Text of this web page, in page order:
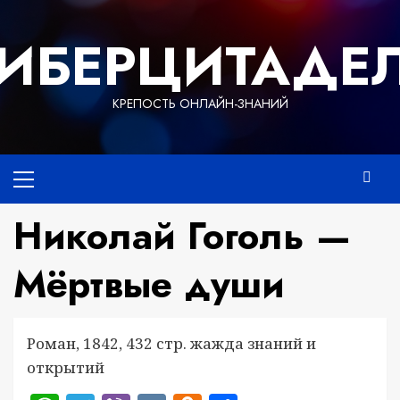
содержимому
КРЕПОСТЬ ОНЛАЙН-ЗНАНИЙ
меню
Николай Гоголь —
Мёртвые души
Роман, 1842, 432 стр. жажда знаний и
открытий